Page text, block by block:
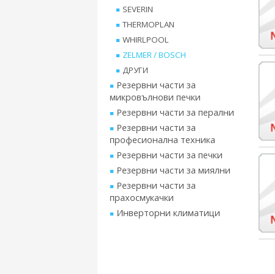
SEVERIN
THERMOPLAN
WHIRLPOOL
ZELMER / BOSCH
ДРУГИ
Резервни части за
микровълнови печки
Резервни части за перални
Резервни части за
професионална техника
Резервни части за печки
Резервни части за миялни
Резервни части за
прахосмукачки
Инверторни климатици